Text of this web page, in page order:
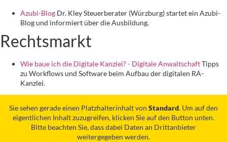
Azubi-Blog Dr. Kley Steuerberater (Würzburg) startet ein Azubi-
Blog und informiert über die Ausbildung.
Rechtsmarkt
Wie baue ich die Digitale Kanzlei? - Digitale AnwaltschaftTipps
zu Workflows und Software beim Aufbau der digitalen RA-
Kanzlei.
Sie sehen gerade einen Platzhalterinhalt von Standard. Um auf den
eigentlichen Inhalt zuzugreifen, klicken Sie auf den Button unten.
Bitte beachten Sie, dass dabei Daten an Drittanbieter
weitergegeben werden.